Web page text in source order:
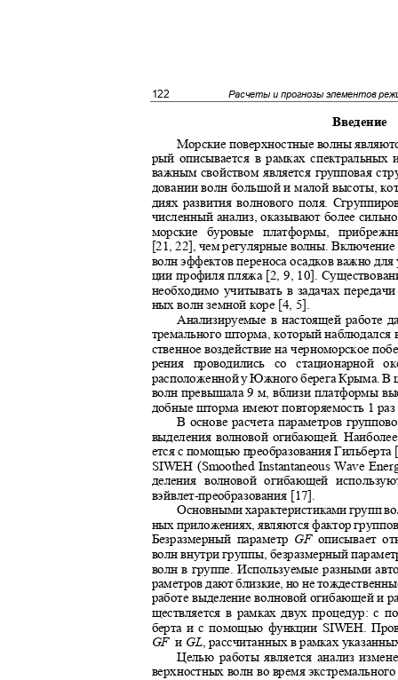
122 Расчеты и прогнозы элементов
Введение
Морские поверхностные волны
рый описывается в рамках
важным свойством является групповая
довании волн большой и малой высоты,
диях развития волнового поля.
численный анализ, оказывают более
морские буровые платформы,
[21, 22], чем регулярные волны.
волн эффектов переноса осадков важно
ции профиля пляжа [2, 9, 10].
необходимо учитывать в задачах
ных волн земной коре [4, 5].
Анализируемые в настоящей работе
тремального шторма, который наблюдался
ственное воздействие на черноморское
рения проводились со стационарной
расположенной у Южного берега Крыма. В
волн превышала 9 м, вблизи платформы
добные шторма имеют повторяемость 1
В основе расчета параметров
выделения волновой огибающей.
ется с помощью преобразования
SIWEH (Smoothed Instantaneous Wave
деления волновой огибающей
вэйвлет-преобразования [17].
Основными характеристиками групп
ных приложениях, являются фактор
Безразмерный параметр GF описывает
волн внутри группы, безразмерный
волн в группе. Используемые разными
раметров дают близкие, но не
работе выделение волновой огибающей и
ществляется в рамках двух процедур: с
берта и с помощью функции SIWEH.
GFи GL, рассчитанных в рамках
Целью работы является анализ
верхностных волн во время